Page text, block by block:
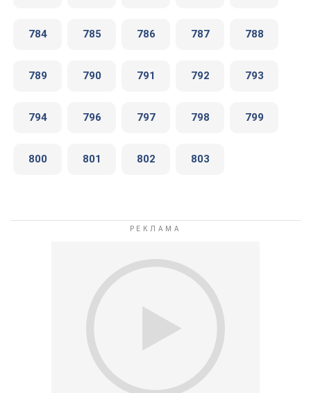
784 785 786 787 788
789 790 791 792 793
794 796 797 798 799
800 801 802 803